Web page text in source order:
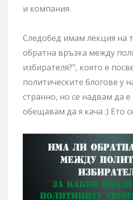
и компания.
Следобед имам лекция на
обратна връзка между
избирателя?", която е
политическите блогове у
странно, но се надвам да
обещавам да я кача :) Ето